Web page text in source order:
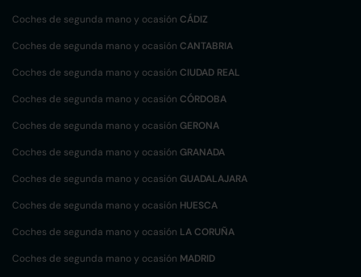
Coches de segunda mano y ocasión CÁDIZ
Coches de segunda mano y ocasión CANTABRIA
Coches de segunda mano y ocasión CIUDAD REAL
Coches de segunda mano y ocasión CÓRDOBA
Coches de segunda mano y ocasión GERONA
Coches de segunda mano y ocasión GRANADA
Coches de segunda mano y ocasión GUADALAJARA
Coches de segunda mano y ocasión HUESCA
Coches de segunda mano y ocasión LA CORUÑA
Coches de segunda mano y ocasión MADRID